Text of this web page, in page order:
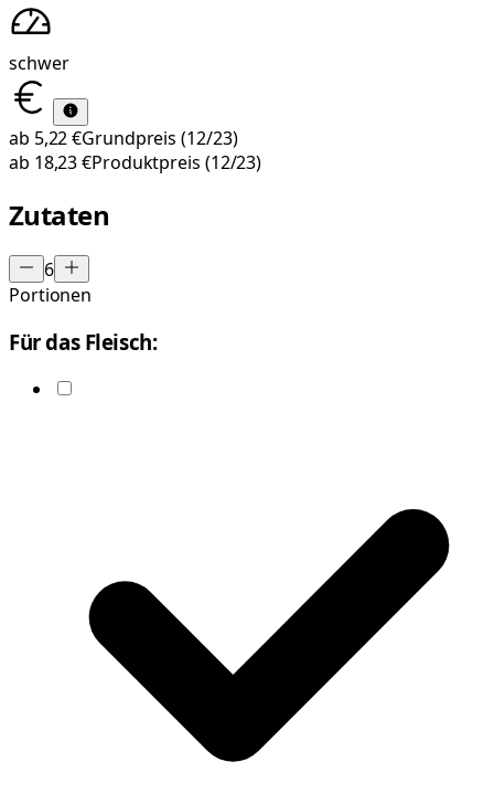
schwer
ab 5,22 €Grundpreis (12/23)
ab 18,23 €Produktpreis (12/23)
Zutaten
6
Portionen
Für das Fleisch: